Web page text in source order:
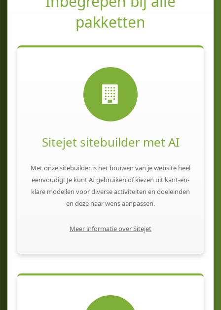
pakketten
Sitejet sitebuilder met AI
Met onze sitebuilder is het bouwen van je website heel
eenvoudig! Je kunt AI gebruiken of kiezen uit kant-en-
klare modellen voor diverse activiteiten en doeleinden
en deze naar wens aanpassen.
Meer informatie over Sitejet